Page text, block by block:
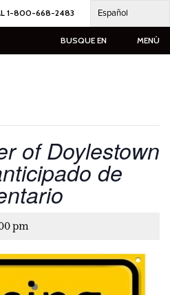
1-800-668-2483 Español
BUSQUE EN MENÚ
of Doylestown
de
pm